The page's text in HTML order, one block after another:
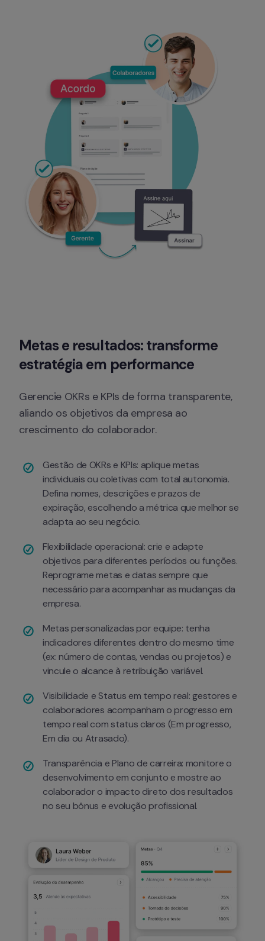
Metas e resultados: transforme
estratégia em performance
Gerencie OKRs e KPIs de forma transparente,
aliando os objetivos da empresa ao
crescimento do colaborador.
Gestão de OKRs e KPIs: aplique metas
individuais ou coletivas com total autonomia.
Defina nomes, descrições e prazos de
expiração, escolhendo a métrica que melhor se
adapta ao seu negócio.
Flexibilidade operacional: crie e adapte
objetivos para diferentes períodos ou funções.
Reprograme metas e datas sempre que
necessário para acompanhar as mudanças da
empresa.
Metas personalizadas por equipe: tenha
indicadores diferentes dentro do mesmo time
(ex: número de contas, vendas ou projetos) e
vincule o alcance à retribuição variável.
Visibilidade e Status em tempo real: gestores e
colaboradores acompanham o progresso em
tempo real com status claros (Em progresso,
Em dia ou Atrasado).
Transparência e Plano de carreira: monitore o
desenvolvimento em conjunto e mostre ao
colaborador o impacto direto dos resultados
no seu bônus e evolução profissional.